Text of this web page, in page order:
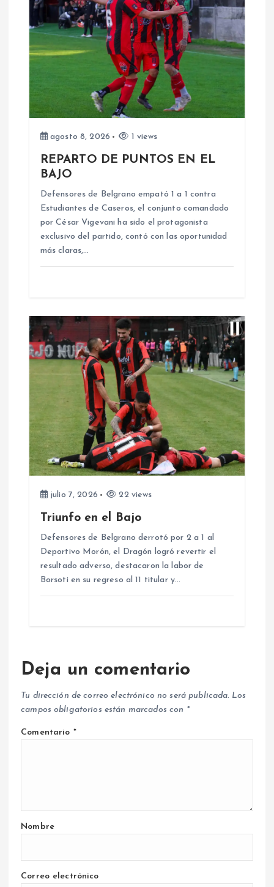
ó
n
d
d
a
s
agosto 8, 2026 1 views
REPARTO DE PUNTOS EN EL
BAJO
Defensores de Belgrano empató 1 a 1 contra
Estudiantes de Caseros, el conjunto comandado
por César Vigevani ha sido el protagonista
exclusivo del partido, contó con las oportunidad
más claras,…
julio 7, 2026 22 views
Triunfo en el Bajo
Defensores de Belgrano derrotó por 2 a 1 al
Deportivo Morón, el Dragón logró revertir el
resultado adverso, destacaron la labor de
Borsoti en su regreso al 11 titular y…
Deja un comentario
Tu dirección de correo electrónico no será publicada. Los
campos obligatorios están marcados con *
Comentario *
Nombre
Correo electrónico